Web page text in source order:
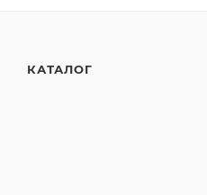
КАТАЛОГ